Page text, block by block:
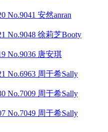
No.9041 安然anran
No.9048 徐莉芝Booty
No.9036 唐安琪
No.6963 周于希Sally
No.7009 周于希Sally
No.7049 周于希Sally